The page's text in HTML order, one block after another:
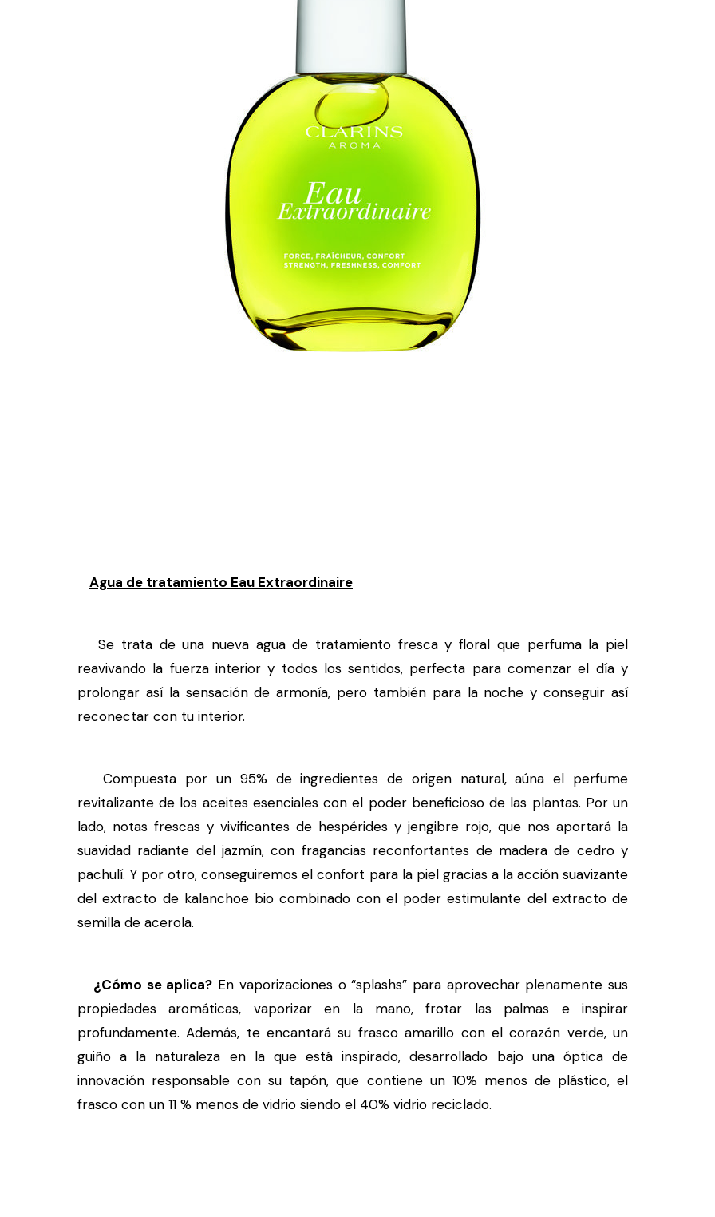
Agua de tratamiento Eau Extraordinaire
Se trata de una nueva agua de tratamiento fresca y floral que perfuma la piel
reavivando la fuerza interior y todos los sentidos, perfecta para comenzar el día y
prolongar así la sensación de armonía, pero también para la noche y conseguir así
reconectar con tu interior.
Compuesta por un 95% de ingredientes de origen natural, aúna el perfume
revitalizante de los aceites esenciales con el poder beneficioso de las plantas. Por un
lado, notas frescas y vivificantes de hespérides y jengibre rojo, que nos aportará la
suavidad radiante del jazmín, con fragancias reconfortantes de madera de cedro y
pachulí. Y por otro, conseguiremos el confort para la piel gracias a la acción suavizante
del extracto de kalanchoe bio combinado con el poder estimulante del extracto de
semilla de acerola.
¿Cómo se aplica? En vaporizaciones o “splashs” para aprovechar plenamente sus
propiedades aromáticas, vaporizar en la mano, frotar las palmas e inspirar
profundamente. Además, te encantará su frasco amarillo con el corazón verde, un
guiño a la naturaleza en la que está inspirado, desarrollado bajo una óptica de
innovación responsable con su tapón, que contiene un 10% menos de plástico, el
frasco con un 11 % menos de vidrio siendo el 40% vidrio reciclado.